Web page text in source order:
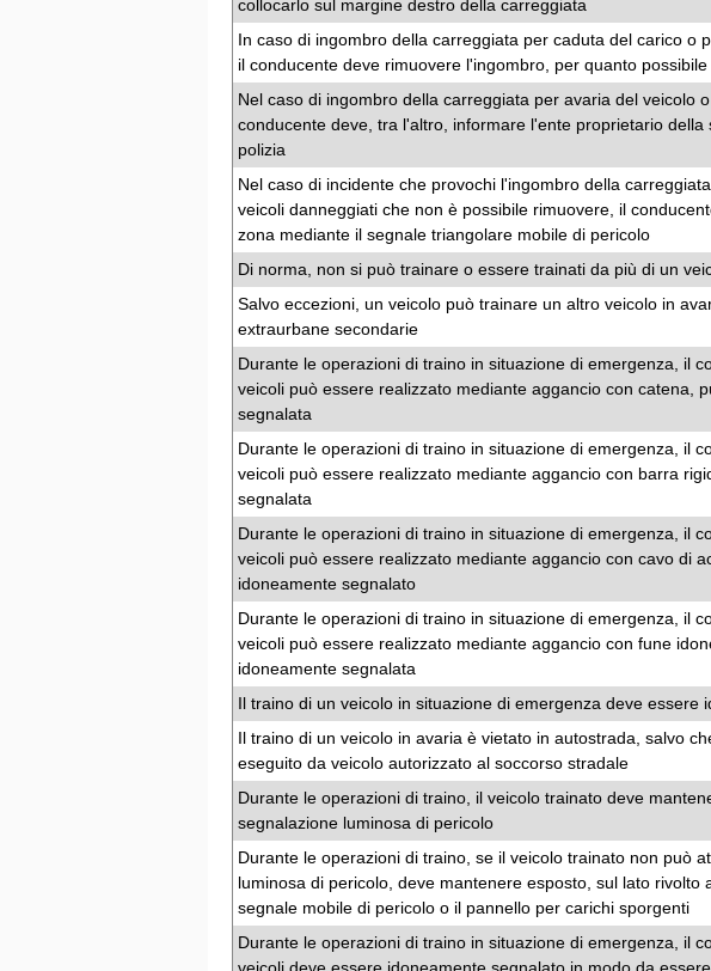
collocarlo sul margine destro della carreggiata
In caso di ingombro della carreggiata per caduta del carico o
il conducente deve rimuovere l'ingombro, per quanto possibile
Nel caso di ingombro della carreggiata per avaria del veicolo
conducente deve, tra l'altro, informare l'ente proprietario della
polizia
Nel caso di incidente che provochi l'ingombro della
veicoli danneggiati che non è possibile rimuovere, il
zona mediante il segnale triangolare mobile di pericolo
Di norma, non si può trainare o essere trainati da più di un
Salvo eccezioni, un veicolo può trainare un altro veicolo in
extraurbane secondarie
Durante le operazioni di traino in situazione di emergenza, il
veicoli può essere realizzato mediante aggancio con catena,
segnalata
Durante le operazioni di traino in situazione di emergenza, il
veicoli può essere realizzato mediante aggancio con barra
segnalata
Durante le operazioni di traino in situazione di emergenza, il
veicoli può essere realizzato mediante aggancio con cavo di
idoneamente segnalato
Durante le operazioni di traino in situazione di emergenza, il
veicoli può essere realizzato mediante aggancio con fune
idoneamente segnalata
Il traino di un veicolo in situazione di emergenza deve essere
Il traino di un veicolo in avaria è vietato in autostrada, salvo
eseguito da veicolo autorizzato al soccorso stradale
Durante le operazioni di traino, il veicolo trainato deve
segnalazione luminosa di pericolo
Durante le operazioni di traino, se il veicolo trainato non può
luminosa di pericolo, deve mantenere esposto, sul lato rivolto
segnale mobile di pericolo o il pannello per carichi sporgenti
Durante le operazioni di traino in situazione di emergenza, il